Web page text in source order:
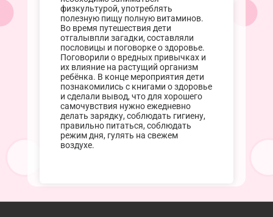
физкультурой, употреблять
полезную пищу полную витаминов.
Во время путешествия дети
отгалывпли загадки, составляли
пословицы и поговорке о здоровье.
Поговорили о вредных привычках и
их влияние на растущий организм
ребёнка. В конце мероприятия дети
познакомились с книгами о здоровье
и сделали вывод, что для хорошего
самочувствия нужно ежедневно
делать зарядку, соблюдать гигиену,
правильно питаться, соблюдать
режим дня, гулять на свежем
воздухе.